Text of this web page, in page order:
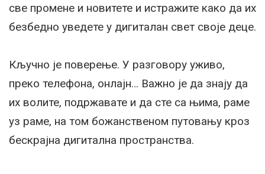
све промене и новитете и истражите како да их
безбедно уведете у дигиталан свет своје деце.
Кључно је поверење. У разговору уживо,
преко телефона, онлајн… Важно је да знају да
их волите, подржавате и да сте са њима, раме
уз раме, на том божанственом путовању кроз
бескрајна дигитална пространства.